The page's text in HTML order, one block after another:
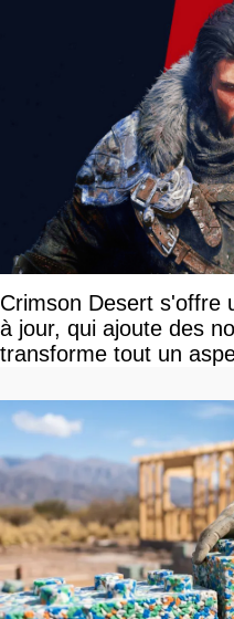
Crimson Desert s'offre
à jour, qui ajoute des
transforme tout un